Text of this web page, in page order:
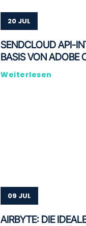
20 JUL
SENDCLOUD API-
BASIS VON ADOBE
Weiterlesen
09 JUL
AIRBYTE: DIE